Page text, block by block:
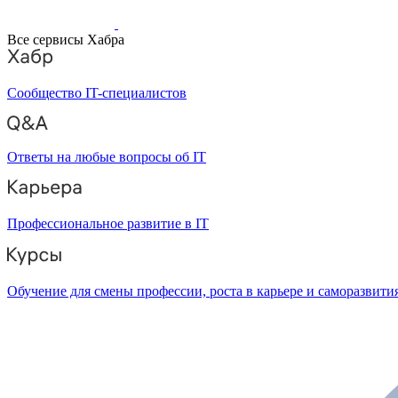
Все сервисы Хабра
Сообщество IT-специалистов
Ответы на любые вопросы об IT
Профессиональное развитие в IT
Обучение для смены профессии, роста в карьере и